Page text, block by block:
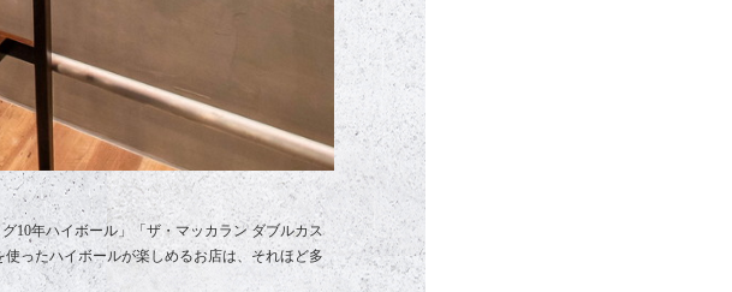
10年ハイボール」「ザ・マッカラン ダブルカス
ったハイボールが楽しめるお店は、それほど多